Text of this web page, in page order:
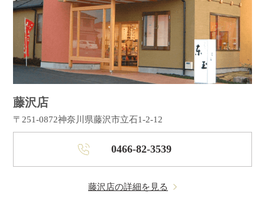
藤沢店
〒251-0872神奈川県藤沢市立石1-2-12
0466-82-3539
藤沢店の詳細を見る